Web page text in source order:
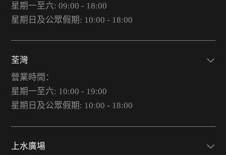
星期一至六: 09:00 - 18:00
星期日及公眾假期: 10:00 - 18:00
荃灣
營業時間：
星期一至六: 10:00 - 19:00
星期日及公眾假期: 10:00 - 18:00
上水廣場